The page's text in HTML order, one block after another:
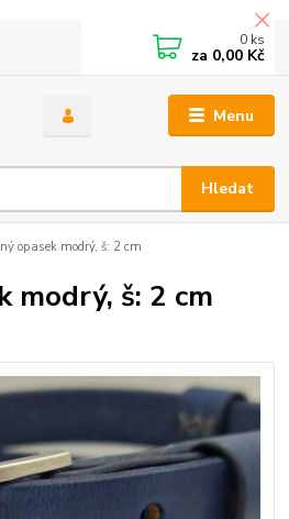
Menu
Hledat
0 ks
za 0,00 Kč
opasek modrý, š: 2 cm
modrý, š: 2 cm